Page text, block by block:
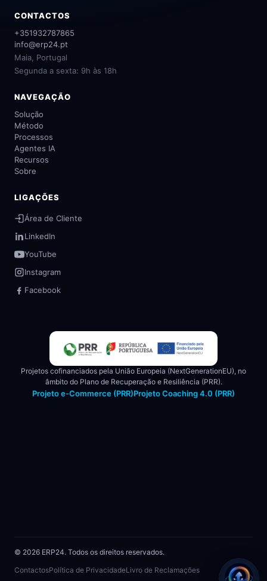
CONTACTOS
+351932787865
info@erp24.pt
Maia, Portugal
Segunda a sexta: 9h às 18h
NAVEGAÇÃO
Solução
Método
Processos
Agentes IA
Recursos
Sobre
LIGAÇÕES
Área de Cliente
LinkedIn
YouTube
Instagram
Facebook
Projetos cofinanciados pela União Europeia (NextGenerationEU), no
âmbito do Plano de Recuperação e Resiliência (PRR).
Projeto e-Commerce (PRR)Projeto Coaching 4.0 (PRR)
© 2026 ERP24. Todos os direitos reservados.
ContactosPolítica de PrivacidadeLivro de Reclamações